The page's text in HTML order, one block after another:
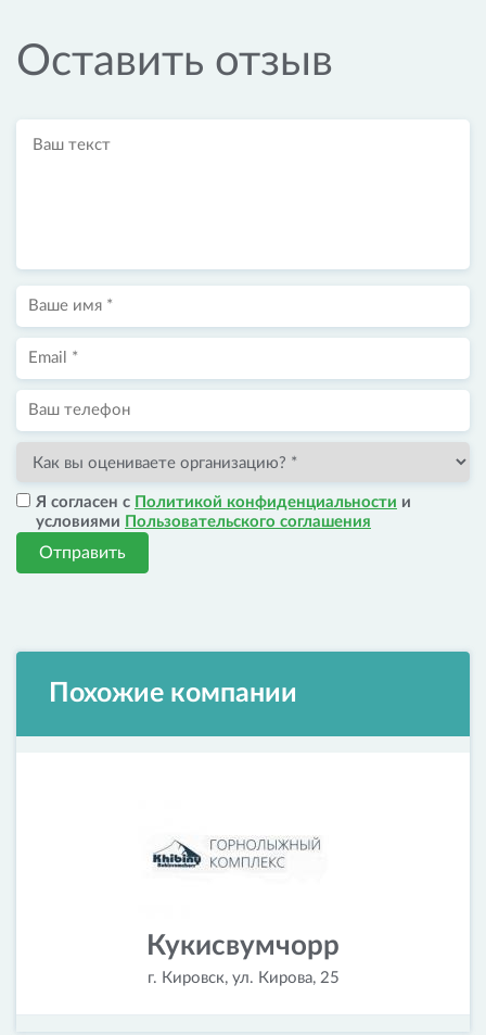
Оставить отзыв
Я согласен с Политикой конфиденциальности и
условиями Пользовательского соглашения
Отправить
Похожие компании
Кукисвумчорр
г. Кировск, ул. Кирова, 25